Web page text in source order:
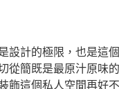
設計的極限，也是這
從簡既是最原汁原味
飾這個私人空間再好